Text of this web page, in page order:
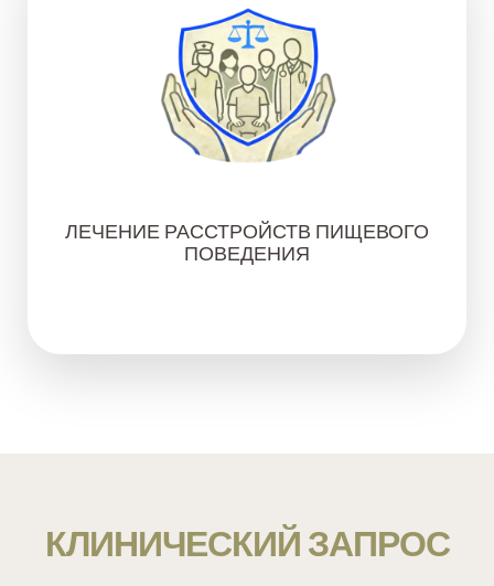
ЛЕЧЕНИЕ РАССТРОЙСТВ ПИЩЕВОГО
ПОВЕДЕНИЯ
КЛИНИЧЕСКИЙ ЗАПРОС